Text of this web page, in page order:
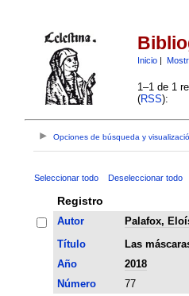
Inicio|
1–1 de 1
(RSS):
Opciones de búsqueda y
Seleccionar todo Deseleccionar todo
Registro
Autor
Palafox,
Título
Las
Año
2018
Número
77